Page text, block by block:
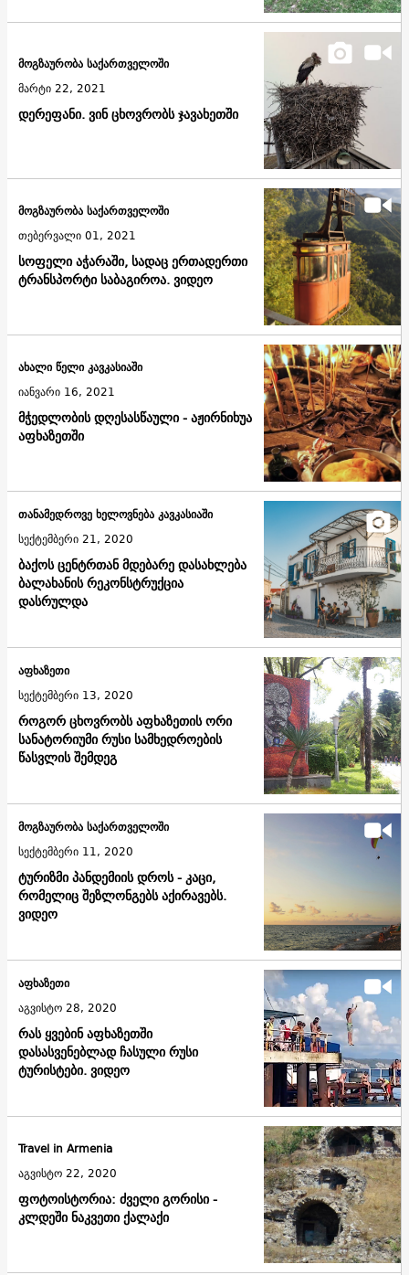
დერეფანი. ვინ ცხოვრობს ჯავახეთში
მოგზაურობა საქართველოში
მარტი 22, 2021
სოფელი აჭარაში, სადაც ერთადერთი
ტრანსპორტი საბაგიროა. ვიდეო
მოგზაურობა საქართველოში
თებერვალი 01, 2021
მჭედლობის დღესასწაული - აჟირნიხუა
აფხაზეთში
ახალი წელი კავკასიაში
იანვარი 16, 2021
ბაქოს ცენტრთან მდებარე დასახლება
ბალახანის რეკონსტრუქცია
დასრულდა
თანამედროვე ხელოვნება კავკასიაში
სექტემბერი 21, 2020
როგორ ცხოვრობს აფხაზეთის ორი
სანატორიუმი რუსი სამხედროების
წასვლის შემდეგ
აფხაზეთი
სექტემბერი 13, 2020
ტურიზმი პანდემიის დროს - კაცი,
რომელიც შეზლონგებს აქირავებს.
ვიდეო
მოგზაურობა საქართველოში
სექტემბერი 11, 2020
რას ყვებინ აფხაზეთში
დასასვენებლად ჩასული რუსი
ტურისტები. ვიდეო
აფხაზეთი
აგვისტო 28, 2020
ფოტოისტორია: ძველი გორისი -
კლდეში ნაკვეთი ქალაქი
Travel in Armenia
აგვისტო 22, 2020